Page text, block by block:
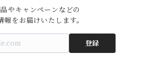
やキャンペーンなどの
報をお届けいたします。
登録